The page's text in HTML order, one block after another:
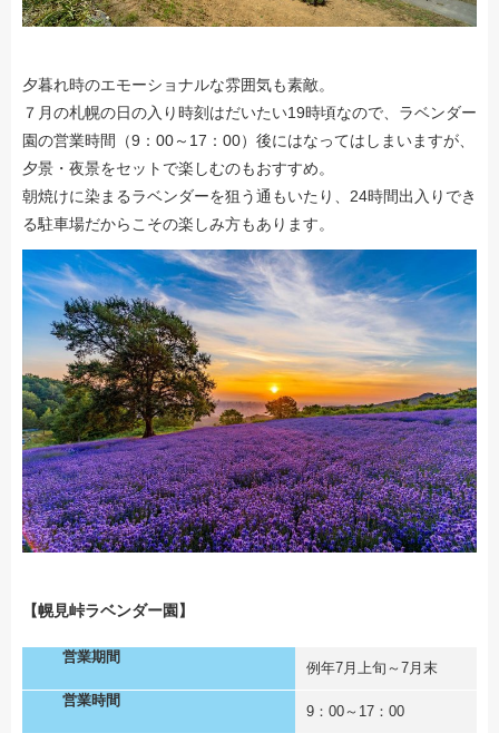
夕暮れ時のエモーショナルな雰囲気も素敵。
７月の札幌の日の入り時刻はだいたい19時頃なので、ラベンダー
園の営業時間（9：00～17：00）後にはなってはしまいますが、
夕景・夜景をセットで楽しむのもおすすめ。
朝焼けに染まるラベンダーを狙う通もいたり、24時間出入りでき
る駐車場だからこその楽しみ方もあります。
【幌見峠ラベンダー園】
営業期間
例年7月上旬～7月末
営業時間
9：00～17：00